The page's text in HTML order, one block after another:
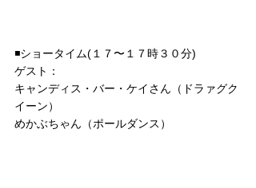
◾️ショータイム(１７〜１７時３０分)
ゲスト：
キャンディス・バー・ケイさん（ドラァグク
イーン）
めかぶちゃん（ポールダンス）